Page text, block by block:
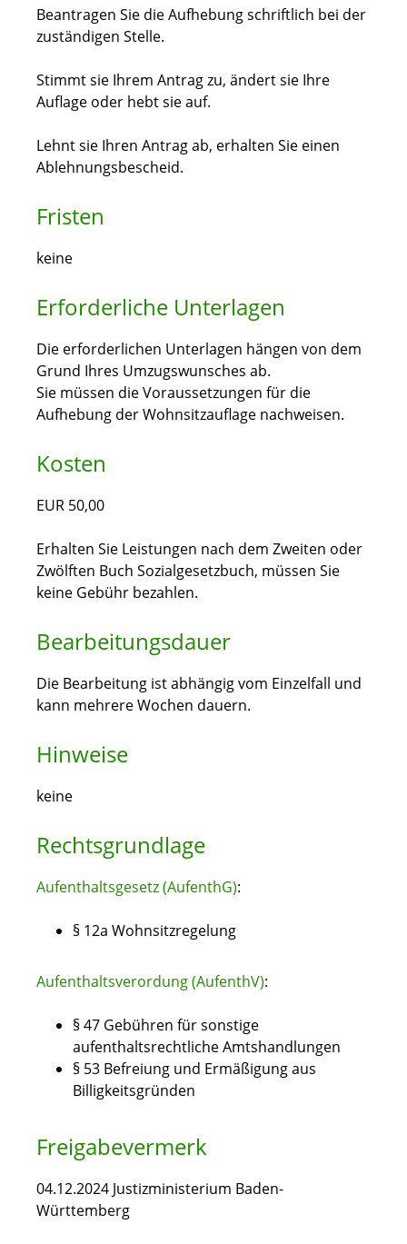
Beantragen Sie die Aufhebung schriftlich bei der
zuständigen Stelle.
Stimmt sie Ihrem Antrag zu, ändert sie Ihre
Auflage oder hebt sie auf.
Lehnt sie Ihren Antrag ab, erhalten Sie einen
Ablehnungsbescheid.
Fristen
keine
Erforderliche Unterlagen
Die erforderlichen Unterlagen hängen von dem
Grund Ihres Umzugswunsches ab.
Sie müssen die Voraussetzungen für die
Aufhebung der Wohnsitzauflage nachweisen.
Kosten
EUR 50,00
Erhalten Sie Leistungen nach dem Zweiten oder
Zwölften Buch Sozialgesetzbuch, müssen Sie
keine Gebühr bezahlen.
Bearbeitungsdauer
Die Bearbeitung ist abhängig vom Einzelfall und
kann mehrere Wochen dauern.
Hinweise
keine
Rechtsgrundlage
Aufenthaltsgesetz (AufenthG):
§ 12a Wohnsitzregelung
Aufenthaltsverordung (AufenthV):
§ 47 Gebühren für sonstige
aufenthaltsrechtliche Amtshandlungen
§ 53 Befreiung und Ermäßigung aus
Billigkeitsgründen
Freigabevermerk
04.12.2024 Justizministerium Baden-
Württemberg